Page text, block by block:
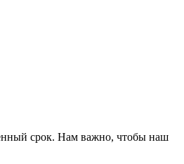
срок. Нам важно, чтобы наш